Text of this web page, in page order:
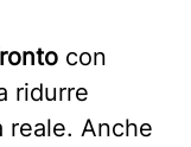
con
ridurre
reale. Anche